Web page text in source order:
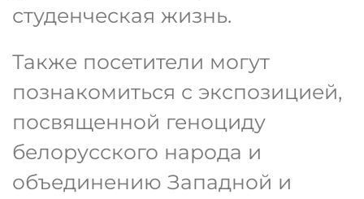
студенческая жизнь.
Также посетители могут
познакомиться с экспозицией,
посвященной геноциду
белорусского народа и
объединению Западной и